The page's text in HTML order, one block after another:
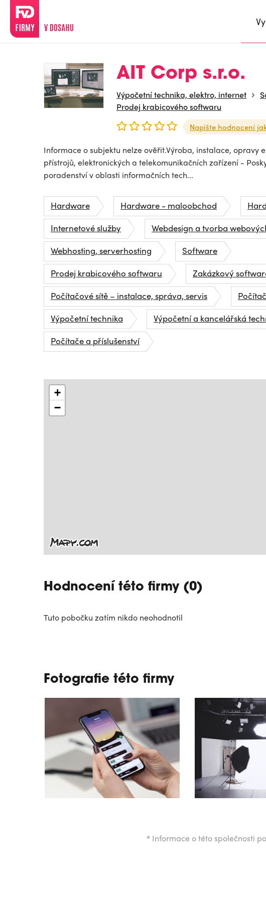
AIT Corp s.r.o.
Výpočetní technika, elektro, internet
Prodej krabicového softwaru
Napište hodnocení
Informace o subjektu nelze ověřit.Výroba, instalace, opravy
přístrojů, elektronických a telekomunikačních zařízení -
poradenství v oblasti informačních tech...
Hardware Hardware - maloobchod
Internetové služby
Webdesign a tvorba
Webhosting, serverhosting
Software
Prodej krabicového softwaru
Zakázkový
Počítačové sítě – instalace, správa, servis
Výpočetní technika
Výpočetní a kancelářská
Počítače a příslušenství
+
−
Hodnocení této firmy (0)
Tuto pobočku zatím nikdo neohodnotil
Fotografie této firmy
* Informace o této společnosti